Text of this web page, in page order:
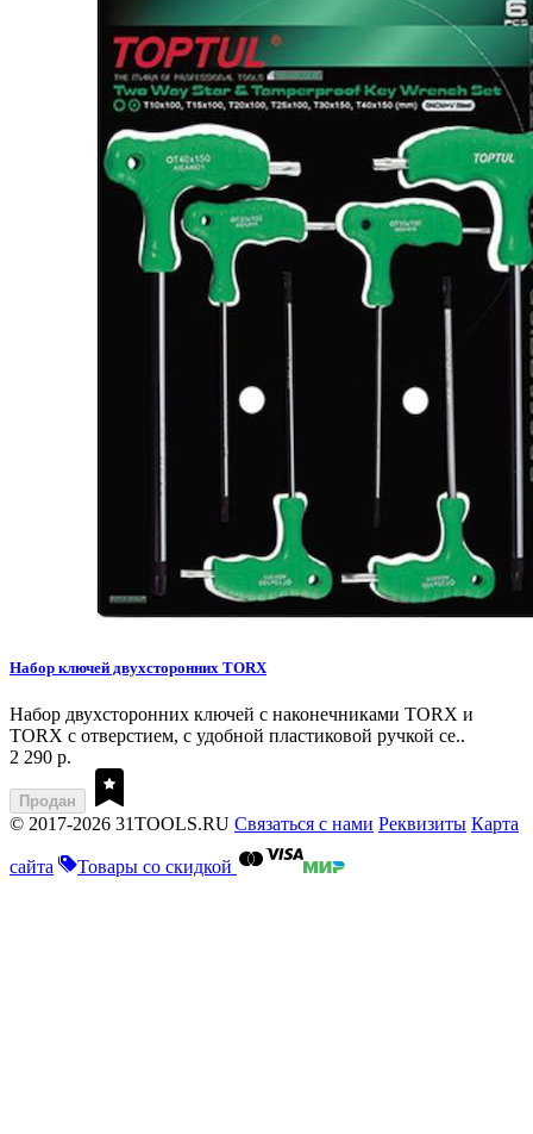
Набор ключей двухсторонних TORX
Набор двухсторонних ключей с наконечниками TORX и
TORX с отверстием, с удобной пластиковой ручкой се..
2 290 р.
Продан
© 2017-2026 31TOOLS.RU Связаться с нами Реквизиты Карта
сайта Товары со скидкой